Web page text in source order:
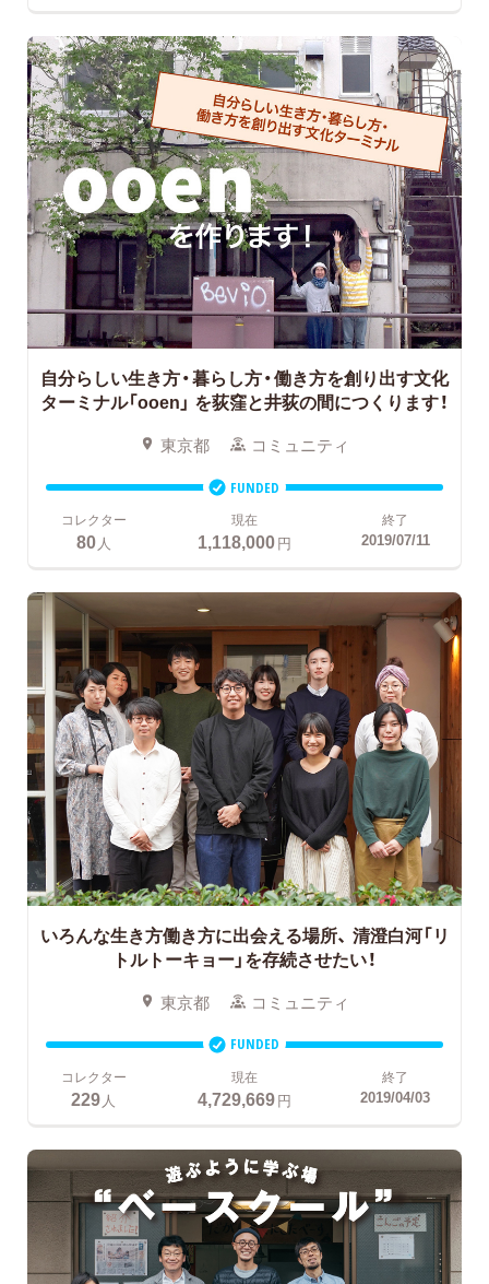
自分らしい生き方・暮らし方・働き方を創り出す文化
ターミナル「ooen」 を荻窪と井荻の間につくります！
東京都 コミュニティ
FUNDED
コレクター
80人
現在
1,118,000円
終了
2019/07/11
いろんな生き方働き方に出会える場所、 清澄白河「リ
トルトーキョー」を存続させたい！
東京都 コミュニティ
FUNDED
コレクター
229 人
現在
4,729,669円
終了
2019/04/03